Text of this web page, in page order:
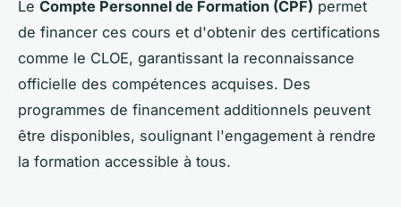
Le Compte Personnel de Formation (CPF) permet
de financer ces cours et d'obtenir des certifications
comme le CLOE, garantissant la reconnaissance
officielle des compétences acquises. Des
programmes de financement additionnels peuvent
être disponibles, soulignant l'engagement à rendre
la formation accessible à tous.